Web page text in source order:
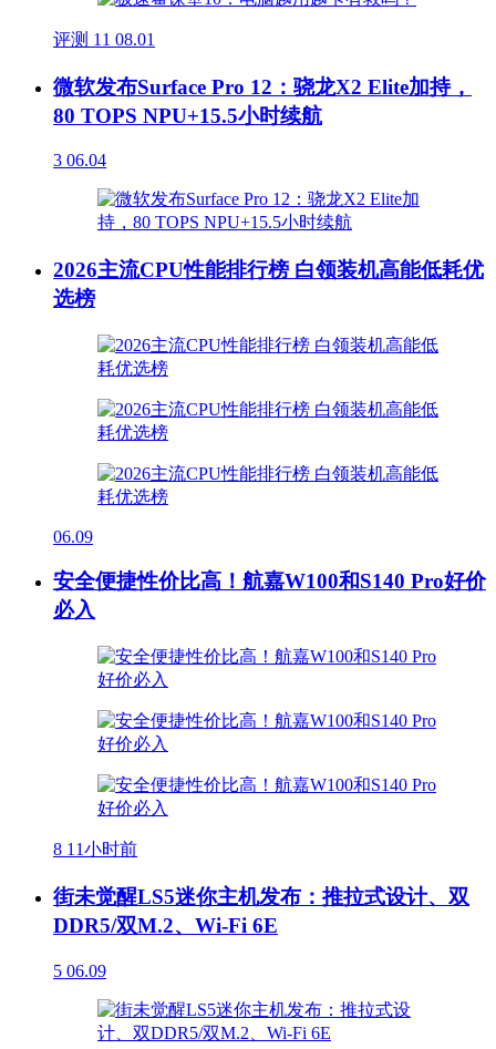
评测 11 08.01
微软发布Surface Pro 12：骁龙X2 Elite加持，
80 TOPS NPU+15.5小时续航
3 06.04
2026主流CPU性能排行榜 白领装机高能低耗优
选榜
06.09
安全便捷性价比高！航嘉W100和S140 Pro好价
必入
8 11小时前
街未觉醒LS5迷你主机发布：推拉式设计、双
DDR5/双M.2、Wi-Fi 6E
5 06.09